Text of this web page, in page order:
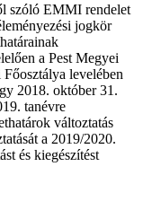
szóló EMMI rendelet
jogkör
a Pest Megyei
levelében
2018. október 31.
tanévre
változtatás
a 2019/2020.
és kiegészítést